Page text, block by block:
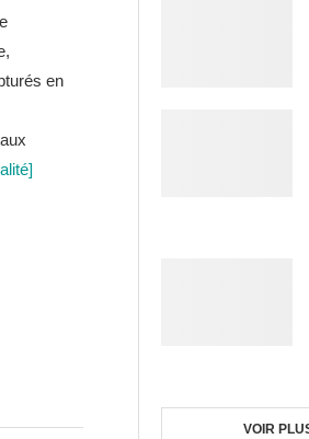
en
VOIR